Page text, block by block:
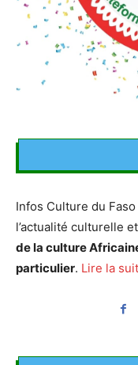
Infos Culture du
l’actualité culturelle
de la culture
particulier. Lire la